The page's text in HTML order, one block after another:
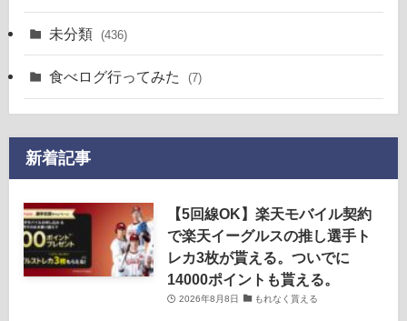
未分類 (436)
食べログ行ってみた (7)
新着記事
【5回線OK】楽天モバイル契約
で楽天イーグルスの推し選手ト
レカ3枚が貰える。ついでに
14000ポイントも貰える。
2026年8月8日 もれなく貰える